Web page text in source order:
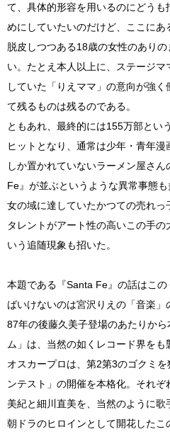
て、具体的形容を用いるのにどうも
めにしていたいのだけど、ここにあ
脱皮しつつある18歳の女性のあり
い。たとえ本人以上に、ステージマ
していた「りえママ」の意向が強
て残るものは残るのである。
ともあれ、最終的には155万部とい
ヒットとなり、通常は少年・青年
しか置かれていないラーメン屋さ
Fe』が並ぶというような異常事態
女の域に達していたかつての売れ
タレントがアート性の高いこの手
いう追随現象も招いた。
本題である『Santa Fe』の話はこ
ばいけないのは宮沢りえの「音楽」
87年の後藤久美子登場のあたりか
ム」は、当然の如くレコード界を
オスカープロは、第2第3のゴクミ
ンテスト」の開催を本格化。それ
美紀と細川直美を、当然のように
朝ドラのヒロインとして開花した